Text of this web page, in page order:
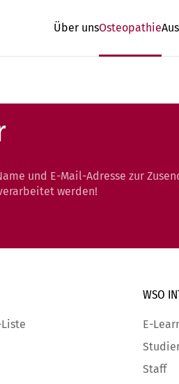
Über unsOsteopathie
und E-Mail-Adresse zur
werden!
WSO
E-
Staff